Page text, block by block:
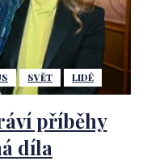
SVĚT LIDÉ
příběhy
díla